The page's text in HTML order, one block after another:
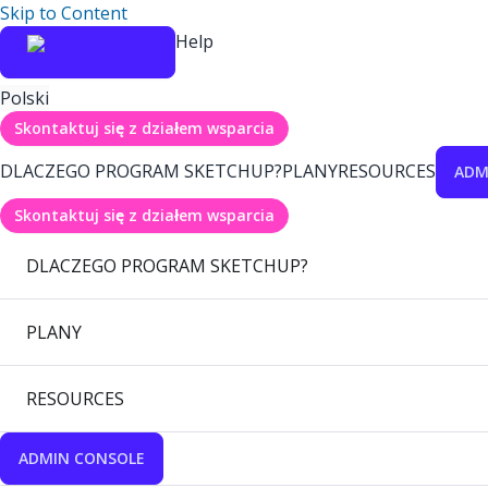
Skip to Content
Help
Polski
Skontaktuj się z działem wsparcia
DLACZEGO PROGRAM SKETCHUP?PLANYRESOURCES
Skontaktuj się z działem wsparcia
DLACZEGO PROGRAM SKETCHUP?
PLANY
RESOURCES
ADMIN CONSOLE